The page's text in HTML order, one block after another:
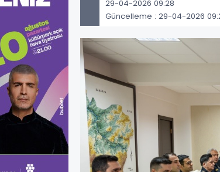
29-04-2026 09:28
Güncelleme : 29-04-2026